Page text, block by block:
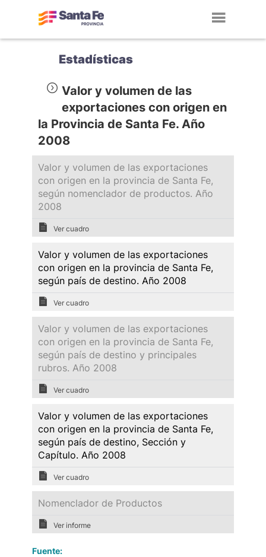
Estadísticas
Valor y volumen de las
exportaciones con origen en
la Provincia de Santa Fe. Año
2008
Valor y volumen de las exportaciones
con origen en la provincia de Santa Fe,
según nomenclador de productos. Año
2008
Ver cuadro
Valor y volumen de las exportaciones
con origen en la provincia de Santa Fe,
según país de destino. Año 2008
Ver cuadro
Valor y volumen de las exportaciones
con origen en la provincia de Santa Fe,
según país de destino y principales
rubros. Año 2008
Ver cuadro
Valor y volumen de las exportaciones
con origen en la provincia de Santa Fe,
según país de destino, Sección y
Capítulo. Año 2008
Ver cuadro
Nomenclador de Productos
Ver informe
Fuente: